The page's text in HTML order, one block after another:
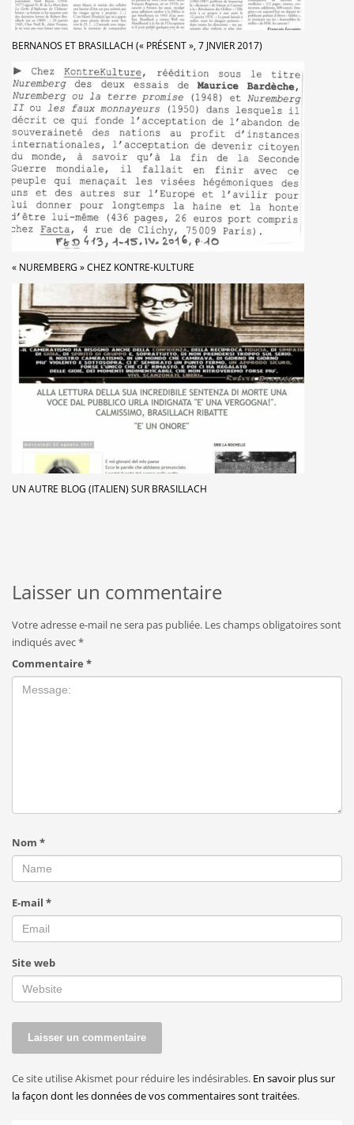
BERNANOS ET BRASILLACH (« PRÉSENT », 7 JNVIER 2017)
« NUREMBERG » CHEZ KONTRE-KULTURE
UN AUTRE BLOG (ITALIEN) SUR BRASILLACH
Laisser un commentaire
Votre adresse e-mail ne sera pas publiée. Les champs obligatoires sont
indiqués avec*
Commentaire *
Nom *
E-mail *
Site web
Ce site utilise Akismet pour réduire les indésirables. En savoir plus sur
la façon dont les données de vos commentaires sont traitées.